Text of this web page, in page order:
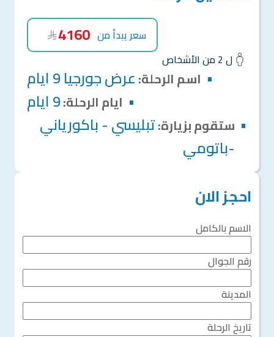
4160 سعر يبدأ من
ل 2 من الأشخاص
اسم الرحلة:عرض جورجيا 9 ايام
ايام الرحلة:9 ايام
ستقوم بزيارة:تبليسي - باكورياني
-باتومي
احجز الان
الاسم بالكامل
رقم الجوال
المدينة
تاريخ الرحلة